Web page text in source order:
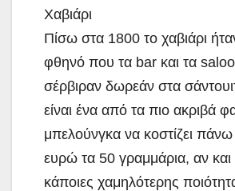
Χαβιάρι
Πίσω στα 1800 το χαβιάρι
φθηνό που τα bar και τα
σέρβιραν δωρεάν στα
είναι ένα από τα πιο ακριβά
μπελούνγκα να κοστίζει
ευρώ τα 50 γραμμάρια, αν
κάποιες χαμηλότερης